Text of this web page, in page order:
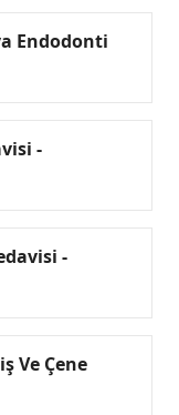
Endodonti
-
-
Ve Çene